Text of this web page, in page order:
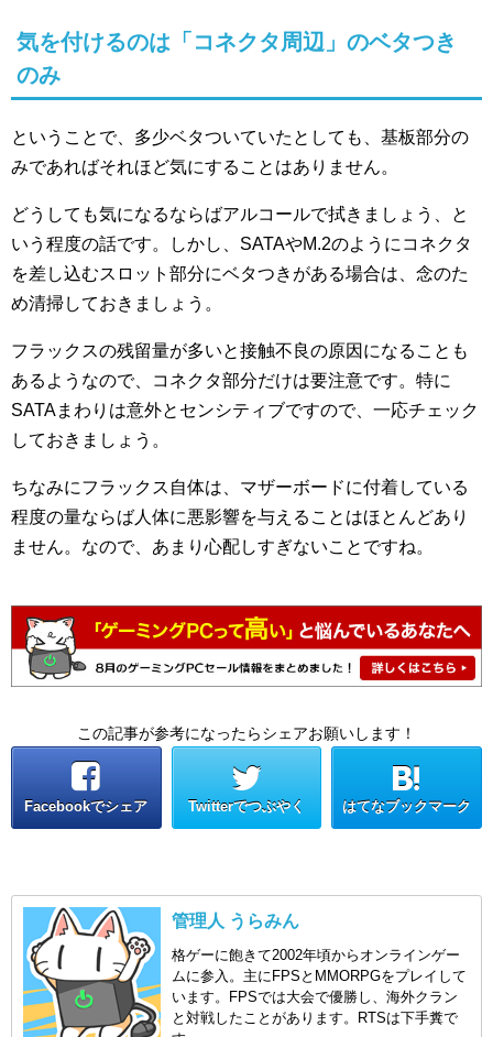
気を付けるのは「コネクタ周辺」のベタつき
のみ
ということで、多少ベタついていたとしても、基板部分の
みであればそれほど気にすることはありません。
どうしても気になるならばアルコールで拭きましょう、と
いう程度の話です。しかし、SATAやM.2のようにコネクタ
を差し込むスロット部分にベタつきがある場合は、念のた
め清掃しておきましょう。
フラックスの残留量が多いと接触不良の原因になることも
あるようなので、コネクタ部分だけは要注意です。特に
SATAまわりは意外とセンシティブですので、一応チェック
しておきましょう。
ちなみにフラックス自体は、マザーボードに付着している
程度の量ならば人体に悪影響を与えることはほとんどあり
ません。なので、あまり心配しすぎないことですね。
この記事が参考になったらシェアお願いします！
Facebookでシェア Twitterでつぶやく はてなブックマーク
管理人 うらみん
格ゲーに飽きて2002年頃からオンラインゲー
ムに参入。主にFPSとMMORPGをプレイして
います。FPSでは大会で優勝し、海外クラン
と対戦したことがあります。RTSは下手糞で